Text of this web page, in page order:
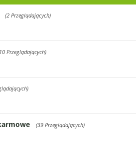
(2 Przeglądających)
Przeglądających)
(39 Przeglądających)